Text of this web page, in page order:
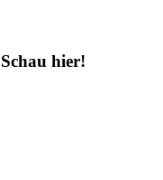
hier!